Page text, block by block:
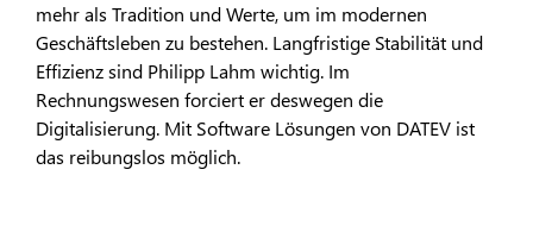
mehr als Tradition und Werte, um im modernen
Geschäftsleben zu bestehen. Langfristige Stabilität und
Effizienz sind Philipp Lahm wichtig. Im
Rechnungswesen forciert er deswegen die
Digitalisierung. Mit Software Lösungen von DATEV ist
das reibungslos möglich.